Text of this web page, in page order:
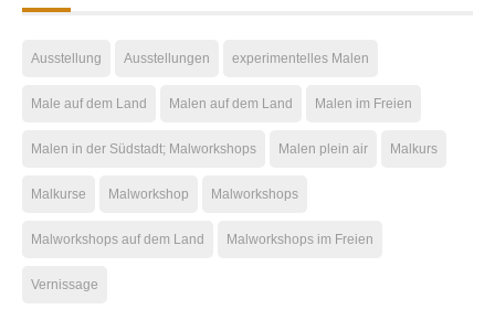
Ausstellung Ausstellungen experimentelles Malen
Male auf dem Land Malen auf dem Land Malen im Freien
Malen in der Südstadt; Malworkshops Malen plein air Malkurs
Malkurse Malworkshop Malworkshops
Malworkshops auf dem Land Malworkshops im Freien
Vernissage